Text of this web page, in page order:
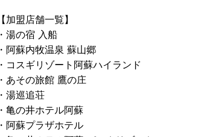
【加盟店舗一覧】
・湯の宿 入船
・阿蘇内牧温泉 蘇山郷
・コスギリゾート阿蘇ハイランド
・あその旅館 鷹の庄
・湯巡追荘
・亀の井ホテル阿蘇
・阿蘇プラザホテル